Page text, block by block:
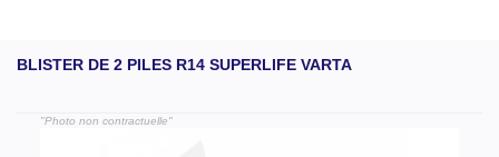
BLISTER DE 2 PILES R14 SUPERLIFE VARTA
"Photo non contractuelle"